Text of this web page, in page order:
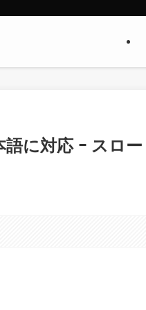
に対応 ｰ スロー